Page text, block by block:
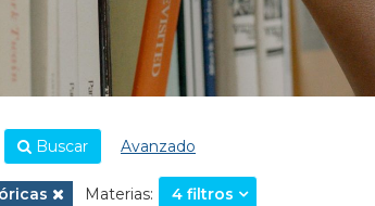
Buscar
Avanzado
Materias: 4 filtros